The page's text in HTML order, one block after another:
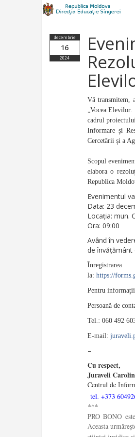
decembrie
16
2024
Vă transmitem,
„Vocea
cadrul
Informare și
Cercetării și a
Scopul
elabora o
Republica
Evenimentul
Data: 23
Locația: mun.
Ora: 09:00
Având în
de învățământ
la: https://
Pentru
Persoană de
Tel.: 060 492
E-mail:
–
Cu respect,
Juraveli
Centrul de
tel. +373
***
PRO BONO
Aceasta